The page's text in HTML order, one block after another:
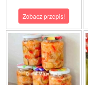
Zobacz przepis!